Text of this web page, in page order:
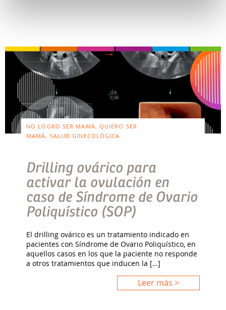
NO LOGRO SER MAMÁ, QUIERO SER
MAMÁ, SALUD GINECOLÓGICA
Drilling ovárico para
activar la ovulación en
caso de Síndrome de Ovario
Poliquístico (SOP)
El drilling ovárico es un tratamiento indicado en
pacientes con Síndrome de Ovario Poliquístico, en
aquellos casos en los que la paciente no responde
a otros tratamientos que inducen la […]
Leer más >